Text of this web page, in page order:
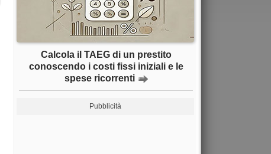
Calcola il TAEG di un prestito
conoscendo i costi fissi iniziali e le
spese ricorrenti
Pubblicità